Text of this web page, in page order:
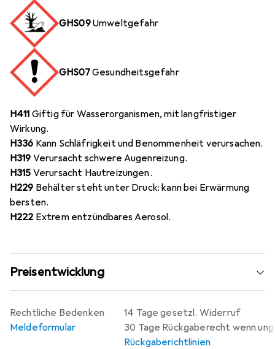
GHS09Umweltgefahr
GHS07Gesundheitsgefahr
H411 Giftig für Wasserorganismen, mit langfristiger
Wirkung.
H336 Kann Schläfrigkeit und Benommenheit verursachen.
H319 Verursacht schwere Augenreizung.
H315 Verursacht Hautreizungen.
H229 Behälter steht unter Druck: kann bei Erwärmung
bersten.
H222 Extrem entzündbares Aerosol.
Preisentwicklung
14 Tage gesetzl. Widerruf
30 Tage Rückgaberecht wenn
Rückgaberichtlinien
Rechtliche Bedenken
Meldeformular